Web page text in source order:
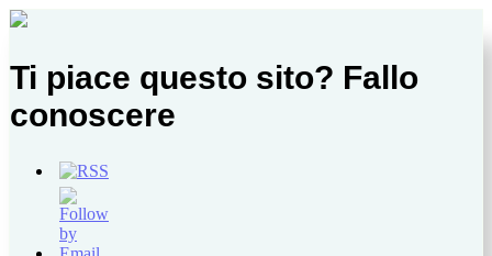
Ti piace questo sito? Fallo
conoscere